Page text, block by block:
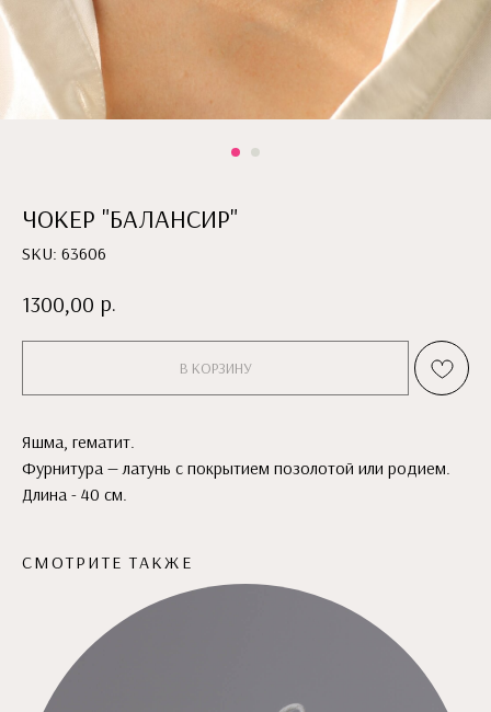
ЧОКЕР "БАЛАНСИР"
SKU: 63606
1300,00 р.
В КОРЗИНУ
Яшма, гематит.
Фурнитура — латунь с покрытием позолотой или родием.
Длина - 40 см.
СМОТРИТЕ ТАКЖЕ